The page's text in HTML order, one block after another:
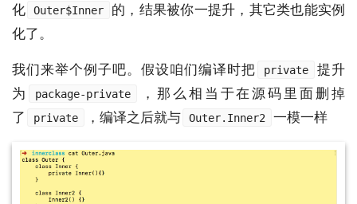
化
Outer$Inner
的，结果被你一提升，其它类也能实例
化了。
我们来举个例子吧。假设咱们编译时把 private
提升
为
package-private
，那么相当于在源码里面删掉
了
private ，编译之后就与 Outer.Inner2 一模一样